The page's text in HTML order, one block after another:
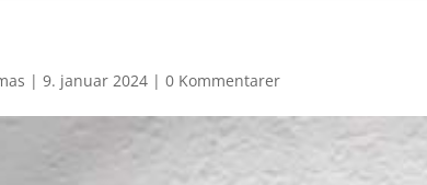
|9. januar 2024 |0 Kommentarer